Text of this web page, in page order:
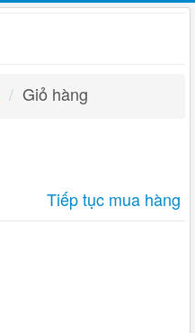
/ Giỏ hàng
Tiếp tục mua hàng